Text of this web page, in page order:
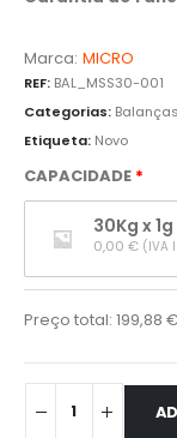
Marca: MICRO
REF: BAL_MSS30-001
Categorias:
Etiqueta: Novo
CAPACIDADE
30Kg x 1g
0,00 € (IVA
Preço total: 199,88 €